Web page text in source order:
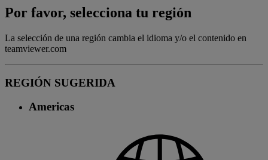
Por favor, selecciona tu región
La selección de una región cambia el idioma y/o el contenido en
teamviewer.com
REGIÓN SUGERIDA
Americas